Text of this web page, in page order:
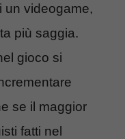
un videogame,
più saggia.
gioco si
se il maggior
fatti nel